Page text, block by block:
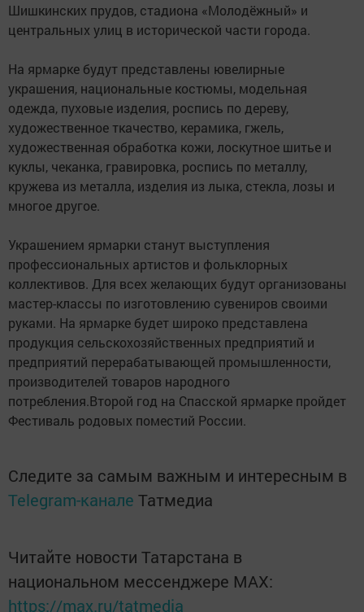
Шишкинских прудов, стадиона «Молодёжный» и
центральных улиц в исторической части города.
На ярмарке будут представлены ювелирные
украшения, национальные костюмы, модельная
одежда, пуховые изделия, роспись по дереву,
художественное ткачество, керамика, гжель,
художественная обработка кожи, лоскутное шитье и
куклы, чеканка, гравировка, роспись по металлу,
кружева из металла, изделия из лыка, стекла, лозы и
многое другое.
Украшением ярмарки станут выступления
профессиональных артистов и фольклорных
коллективов. Для всех желающих будут организованы
мастер-классы по изготовлению сувениров своими
руками. На ярмарке будет широко представлена
продукция сельскохозяйственных предприятий и
предприятий перерабатывающей промышленности,
производителей товаров народного
потребления.Второй год на Спасской ярмарке пройдет
Фестиваль родовых поместий России.
Следите за самым важным и интересным в
Telegram-канале Татмедиа
Читайте новости Татарстана в
национальном мессенджере MАХ:
https://max.ru/tatmedia